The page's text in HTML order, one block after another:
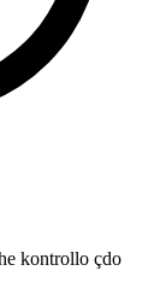
kontrollo çdo